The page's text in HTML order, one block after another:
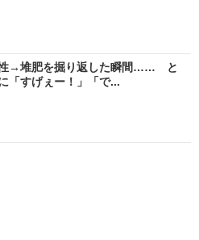
性→堆肥を掘り返した瞬間…… と
「すげぇー！」「で...